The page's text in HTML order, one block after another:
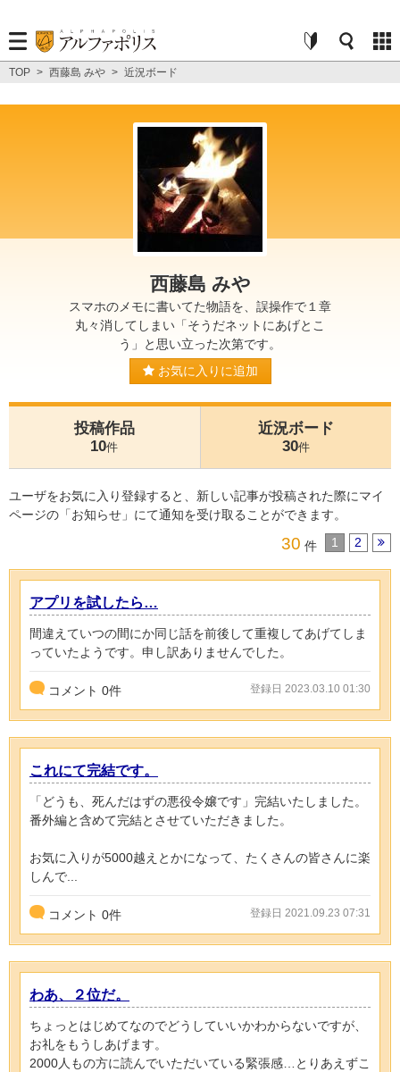
TOP > 西藤島 みや > 近況ボード
西藤島 みや
スマホのメモに書いてた物語を、誤操作で１章
丸々消してしまい「そうだネットにあげとこ
う」と思い立った次第です。
お気に入りに追加
投稿作品
10件
近況ボード
30件
ユーザをお気に入り登録すると、新しい記事が投稿された際にマイ
ページの「お知らせ」にて通知を受け取ることができます。
30 件 1 2
アプリを試したら…
間違えていつの間にか同じ話を前後して重複してあげてしま
っていたようです。申し訳ありませんでした。
コメント 0件 登録日 2023.03.10 01:30
これにて完結です。
「どうも、死んだはずの悪役令嬢です」完結いたしました。
番外編と含めて完結とさせていただきました。
お気に入りが5000越えとかになって、たくさんの皆さんに楽
しんで...
コメント 0件 登録日 2021.09.23 07:31
わあ、２位だ。
ちょっとはじめてなのでどうしていいかわからないですが、
お礼をもうしあげます。
2000人もの方に読んでいただいている緊張感…とりあえずこ